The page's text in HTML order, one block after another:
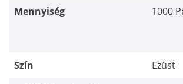
Mennyiség 1000
Szín Ezüst